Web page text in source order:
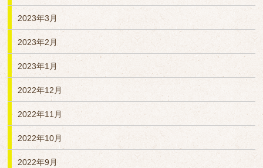
2023年3月
2023年2月
2023年1月
2022年12月
2022年11月
2022年10月
2022年9月